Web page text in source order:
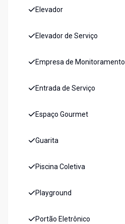
Elevador
Elevador de Serviço
Empresa de Monitoramento
Entrada de Serviço
Espaço Gourmet
Guarita
Piscina Coletiva
Playground
Portão Eletrônico